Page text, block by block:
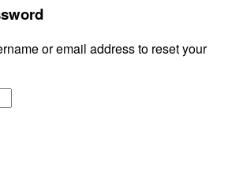
or email address to reset your